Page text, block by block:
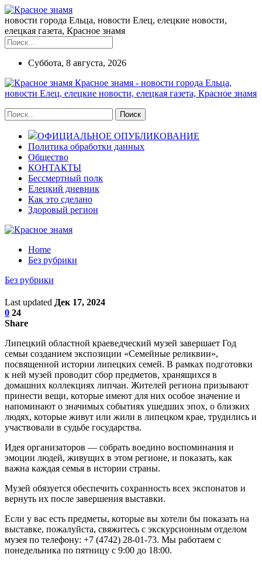
новости города Ельца, новости Елец, елецкие новости,
елецкая газета, Красное знамя
Суббота, 8 августа, 2026
Красное знамя - новости города Ельца,
новости Елец, елецкие новости, елецкая газета, Красное знамя
ОФИЦИАЛЬНОЕ ОПУБЛИКОВАНИЕ
Политика обработки данных
Общество
КОНТАКТЫ
Бессмертный полк
Елецкий дневник
Как это сделано
Здоровый регион
Home
Без рубрики
Без рубрики
Last updated Дек 17, 2024
0 24
Share
Липецкий областной краеведческий музей завершает Год
семьи созданием экспозиции «Семейные реликвии»,
посвященной истории липецких семей. В рамках подготовки
к ней музей проводит сбор предметов, хранящихся в
домашних коллекциях липчан. Жителей региона призывают
принести вещи, которые имеют для них особое значение и
напоминают о значимых событиях ушедших эпох, о близких
людях, которые живут или жили в липецком крае, трудились и
участвовали в судьбе государства.
Идея организаторов — собрать воедино воспоминания и
эмоции людей, живущих в этом регионе, и показать, как
важна каждая семья в истории страны.
Музей обязуется обеспечить сохранность всех экспонатов и
вернуть их после завершения выставки.
Если у вас есть предметы, которые вы хотели бы показать на
выставке, пожалуйста, свяжитесь с экскурсионным отделом
музея по телефону: +7 (4742) 28-01-73. Мы работаем с
понедельника по пятницу с 9:00 до 18:00.